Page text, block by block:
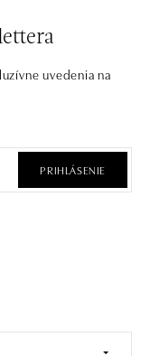
uvedenia na
PRIHLÁSENIE